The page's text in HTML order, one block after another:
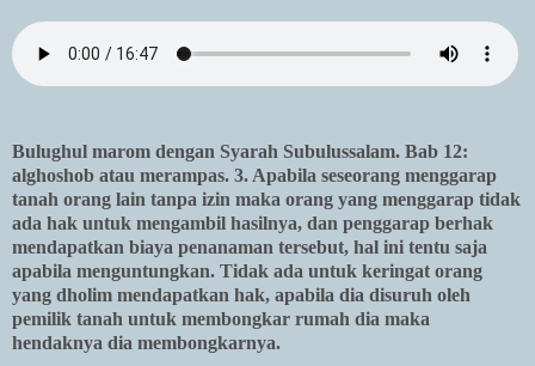
Bulughul marom dengan Syarah Subulussalam. Bab 12:
alghoshob atau merampas. 3. Apabila seseorang menggarap
tanah orang lain tanpa izin maka orang yang menggarap tidak
ada hak untuk mengambil hasilnya, dan penggarap berhak
mendapatkan biaya penanaman tersebut, hal ini tentu saja
apabila menguntungkan. Tidak ada untuk keringat orang
yang dholim mendapatkan hak, apabila dia disuruh oleh
pemilik tanah untuk membongkar rumah dia maka
hendaknya dia membongkarnya.